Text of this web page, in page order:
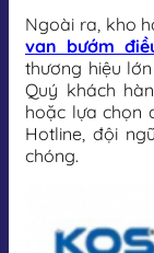
Ngoài ra, kho
van bướm
thương hiệu
Quý khách
hoặc lựa chọn
Hotline, đội
chóng.